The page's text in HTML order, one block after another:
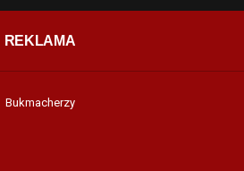
REKLAMA
Bukmacherzy